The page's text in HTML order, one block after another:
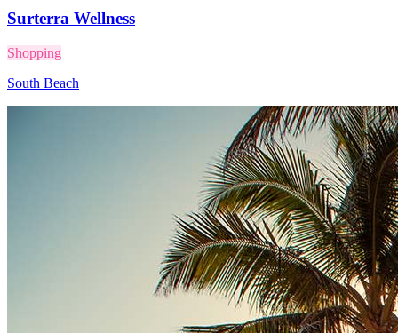
Surterra Wellness
Shopping
South Beach